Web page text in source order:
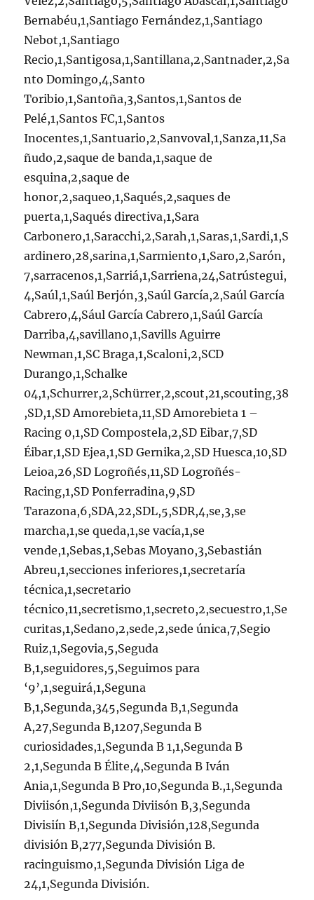
Bernabéu,1,Santiago Fernández,1,Santiago
Nebot,1,Santiago
Recio,1,Santigosa,1,Santillana,2,Santnader,2,Sa
nto Domingo,4,Santo
Toribio,1,Santoña,3,Santos,1,Santos de
Pelé,1,Santos FC,1,Santos
Inocentes,1,Santuario,2,Sanvoval,1,Sanza,11,Sa
ñudo,2,saque de banda,1,saque de
esquina,2,saque de
honor,2,saqueo,1,Saqués,2,saques de
puerta,1,Saqués directiva,1,Sara
Carbonero,1,Saracchi,2,Sarah,1,Saras,1,Sardi,1,S
ardinero,28,sarina,1,Sarmiento,1,Saro,2,Sarón,
7,sarracenos,1,Sarriá,1,Sarriena,24,Satrústegui,
4,Saúl,1,Saúl Berjón,3,Saúl García,2,Saúl García
Cabrero,4,Sául García Cabrero,1,Saúl García
Darriba,4,savillano,1,Savills Aguirre
Newman,1,SC Braga,1,Scaloni,2,SCD
Durango,1,Schalke
04,1,Schurrer,2,Schürrer,2,scout,21,scouting,38
,SD,1,SD Amorebieta,11,SD Amorebieta 1 –
Racing 0,1,SD Compostela,2,SD Eibar,7,SD
Éibar,1,SD Ejea,1,SD Gernika,2,SD Huesca,10,SD
Leioa,26,SD Logroñés,11,SD Logroñés-
Racing,1,SD Ponferradina,9,SD
Tarazona,6,SDA,22,SDL,5,SDR,4,se,3,se
marcha,1,se queda,1,se vacía,1,se
vende,1,Sebas,1,Sebas Moyano,3,Sebastián
Abreu,1,secciones inferiores,1,secretaría
técnica,1,secretario
técnico,11,secretismo,1,secreto,2,secuestro,1,Se
curitas,1,Sedano,2,sede,2,sede única,7,Segio
Ruiz,1,Segovia,5,Seguda
B,1,seguidores,5,Seguimos para
‘9’,1,seguirá,1,Seguna
B,1,Segunda,345,Segunda B,1,Segunda
A,27,Segunda B,1207,Segunda B
curiosidades,1,Segunda B 1,1,Segunda B
2,1,Segunda B Élite,4,Segunda B Iván
Ania,1,Segunda B Pro,10,Segunda B.,1,Segunda
Diviisón,1,Segunda Diviisón B,3,Segunda
Divisiín B,1,Segunda División,128,Segunda
división B,277,Segunda División B.
racinguismo,1,Segunda División Liga de
24,1,Segunda División.